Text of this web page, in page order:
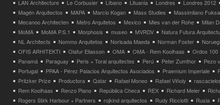
LAN Architecture
Le Corbusier Líbano Lituania Londres
Londres 2012
Magén Arquitectos
MAPA Marcio Kogan Mass Studies
Massimilano
Mecanoo Architecten
Metro Arquitetos Mexico Mies van der Rohe
Milan
MoMA
MoMA P.S.1 Morphosis museo MVRDV
Natura Futura
NL Architects
Nommo Arquitetos Norisada Maeda Norman Foster
OFIS ARHITEKTI
Olafur Eliasson OMA OMA - Rem Koolhaas
Ordos 100
Panamá
Paraguay Peris + Toral arquitectes Perú Peter Zumthor
Pezo
Portugal
PPAA - Pérez Palacios Arquitectos Asociados Praemium Imperiale
Pritzker Prize
Productora Qatar Rafael Moneo Rafael Viñoly
Rem Koolhaas
Renzo Piano República Checa REX Richard Meier
Rogers Stirk Harbour + Partners
rojkind arquitectos Rudy Ricciotti Rusia